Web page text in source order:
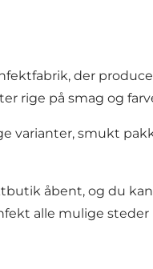
der
rige på smag og
varianter, smukt
åbent, og du
alle mulige steder